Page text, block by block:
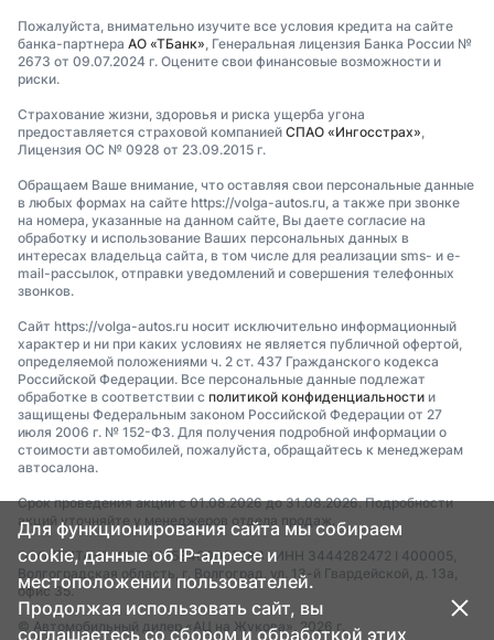
Пожалуйста, внимательно изучите все условия кредита на сайте
банка-партнера АО «ТБанк» , Генеральная лицензия Банка России №
2673 от 09.07.2024 г. Оцените свои финансовые возможности и
риски.
Страхование жизни, здоровья и риска ущерба угона
предоставляется страховой компанией СПАО «Ингосстрах»
Лицензия ОС № 0928 от 23.09.2015 г.
Обращаем Ваше внимание, что оставляя свои персональные данные
в любых формах на сайте https://volga-autos.ru, а также при звонке
на номера, указанные на данном сайте, Вы даете согласие на
обработку и использование Ваших персональных данных в
интересах владельца сайта, в том числе для реализации sms- и e-
mail-рассылок, отправки уведомлений и совершения телефонных
звонков.
Сайт https://volga-autos.ru носит исключительно информационный
характер и ни при каких условиях не является публичной офертой,
определяемой положениями ч. 2 ст. 437 Гражданского кодекса
Российской Федерации. Все персональные данные подлежат
обработке в соответствии с политикой конфиденциальности и
защищены Федеральным законом Российской Федерации от 27
июля 2006 г. № 152-ФЗ. Для получения подробной информации о
стоимости автомобилей, пожалуйста, обращайтесь к менеджерам
автосалона.
Срок проведения акции с 01.08.2026 до 31.08.2026. Подробности
акций уточняйте у менеджеров отдела продаж.
ООО "ТИТАН" I ОГРН 1253400007783 I ИНН 3444282472 I 400005,
Волгоградская область, г. Волгоград, ул. 13-й Гвардейской, д. 13а,
офис 35.
© Автомобильный дилер «АЦ на Жукова», 2026 г.
Для функционирования сайта мы собираем
cookie, данные об IP-адресе и
местоположении пользователей.
Продолжая использовать сайт, вы
соглашаетесь со сбором и обработкой этих